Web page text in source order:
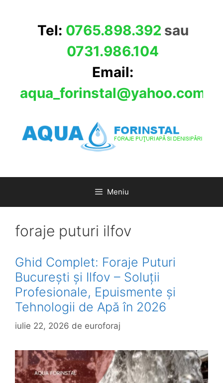
Tel: 0765.898.392 sau
0731.986.104
Email:
aqua_forinstal@yahoo.com
Meniu
foraje puturi ilfov
Ghid Complet: Foraje Puturi
București și Ilfov – Soluții
Profesionale, Epuismente și
Tehnologii de Apă în 2026
iulie 22, 2026 de euroforaj